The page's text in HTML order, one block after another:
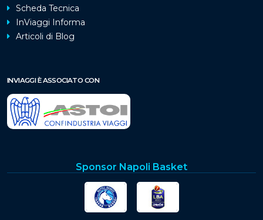
Scheda Tecnica
InViaggi Informa
Articoli di Blog
INVIAGGI È ASSOCIATO CON
Sponsor Napoli Basket